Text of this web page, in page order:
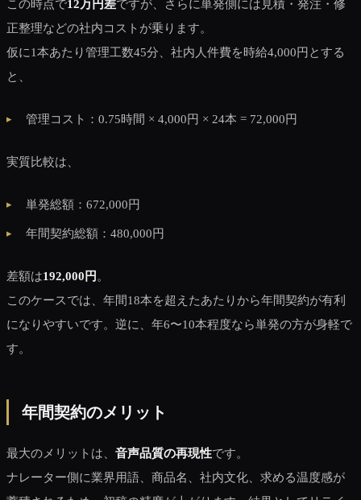
この時点で12万円差ですが、さらに単発側には見積・発注・修
正整理などの社内コストが乗ります。
仮に1本あたり管理工数45分、社内人件費を時給4,000円とする
と、
管理コスト：0.75時間 × 4,000円 × 24本 = 72,000円
実質比較は、
単発総額：672,000円
年間契約総額：480,000円
差額は192,000円 。
このケースでは、年間18本を超えたあたりから年間契約が有利
になりやすいです。逆に、年6〜10本程度なら単発の方が身軽で
す。
年間契約のメリット
最大のメリットは、 音声品質の再現性です。
ナレーター側に業界用語、商品名、社内文化、求める温度感が